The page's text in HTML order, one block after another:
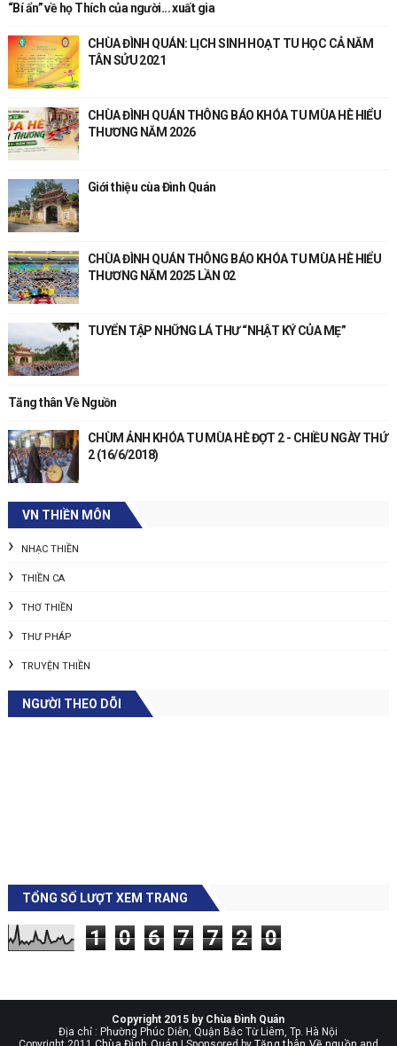
“Bí ẩn” về họ Thích của người... xuất gia
CHÙA ĐÌNH QUÁN: LỊCH SINH HOẠT TU HỌC CẢ NĂM
TÂN SỬU 2021
CHÙA ĐÌNH QUÁN THÔNG BÁO KHÓA TU MÙA HÈ HIỂU
THƯƠNG NĂM 2026
Giới thiệu cùa Đình Quán
CHÙA ĐÌNH QUÁN THÔNG BÁO KHÓA TU MÙA HÈ HIỂU
THƯƠNG NĂM 2025 LẦN 02
TUYỂN TẬP NHỮNG LÁ THƯ “NHẬT KÝ CỦA MẸ”
Tăng thân Về Nguồn
CHÙM ẢNH KHÓA TU MÙA HÈ ĐỢT 2 - CHIỀU NGÀY THỨ
2 (16/6/2018)
VN THIỀN MÔN
NHẠC THIỀN
THIỀN CA
THƠ THIỀN
THƯ PHÁP
TRUYỆN THIỀN
NGƯỜI THEO DÕI
TỔNG SỐ LƯỢT XEM TRANG
1 0 6 7 7 2 0
Copyright 2015 by Chùa Đình Quán
Địa chỉ : Phường Phúc Diễn, Quận Bắc Từ Liêm, Tp. Hà Nội